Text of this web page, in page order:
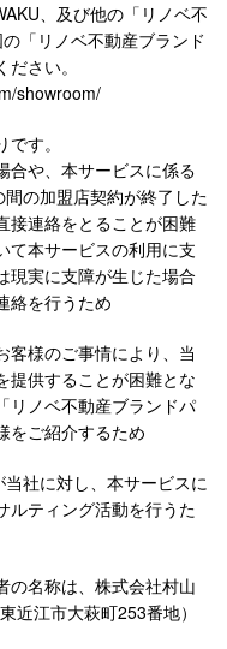
、及び他の「リノベ不
「リノベ不動産ブランド
さい。
showroom/
す。
合や、本サービスに係る
の加盟店契約が終了した
接連絡をとることが困難
て本サービスの利用に支
現実に支障が生じた場合
絡を行うため
客様のご事情により、当
提供することが困難とな
リノベ不動産ブランドパ
をご紹介するため
当社に対し、本サービスに
ルティング活動を行うた
の名称は、株式会社村山
江市大萩町253番地）